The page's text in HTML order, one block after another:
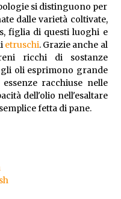
si distinguono per
dalle varietà coltivate,
figlia di questi luoghi e
etruschi. Grazie anche al
ricchi di sostanze
oli esprimono grande
racchiuse nelle
dell'olio nell'esaltare
fetta di pane.